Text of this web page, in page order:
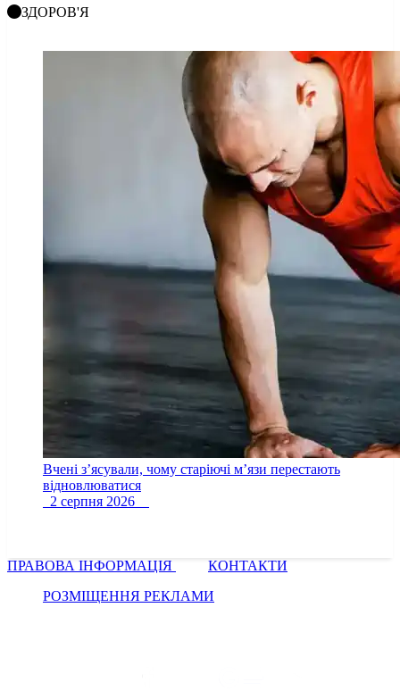
ЗДОРОВ'Я
Вчені з’ясували, чому старіючі м’язи перестають
відновлюватися
2 серпня 2026
ПРАВОВА ІНФОРМАЦІЯ
КОНТАКТИ
РОЗМІЩЕННЯ РЕКЛАМИ